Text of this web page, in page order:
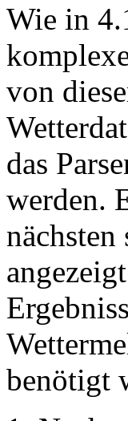
Wie in
von
das
werden.
benötigt